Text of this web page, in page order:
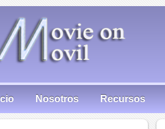
Nosotros Recursos